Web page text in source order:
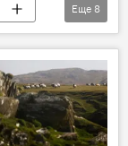
Еще 8